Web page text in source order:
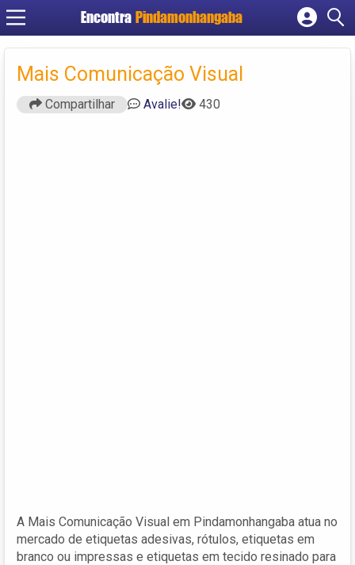
Encontra Pindamonhangaba
Cadastrar empresa
Fazer login
Criar conta
Mais Comunicação Visual
Compartilhar Avalie! 430
A Mais Comunicação Visual em Pindamonhangaba atua no
mercado de etiquetas adesivas, rótulos, etiquetas em
branco ou impressas e etiquetas em tecido resinado para